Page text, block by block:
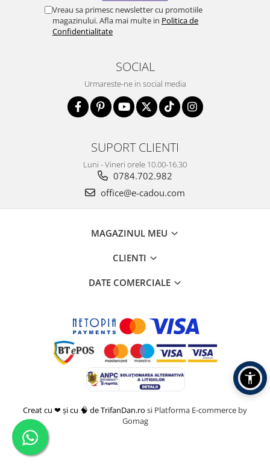
Vreau sa primesc newsletter cu promotiile
magazinului. Afla mai multe in Politica de
Confidentialitate
SOCIAL
Urmareste-ne in social media
SUPORT CLIENTI
Luni - Vineri orele 10.00-16.30
0784.702.982
office@e-cadou.com
MAGAZINUL MEU
CLIENTI
DATE COMERCIALE
Creat cu ❤ și cu 🧠 de TrifanDan.ro si Platforma E-commerce by
Gomag